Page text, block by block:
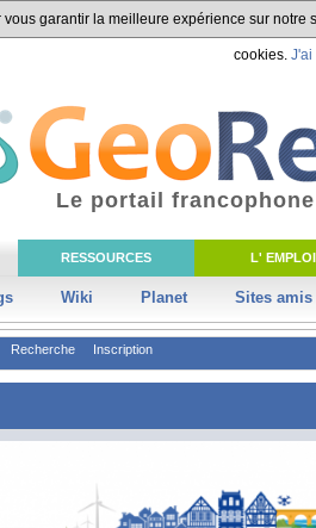
garantir la meilleure expérience sur
cookies. J'ai
RESSOURCES L' EMPLOI
Wiki Planet Sites amis
Le portail
Recherche Inscription